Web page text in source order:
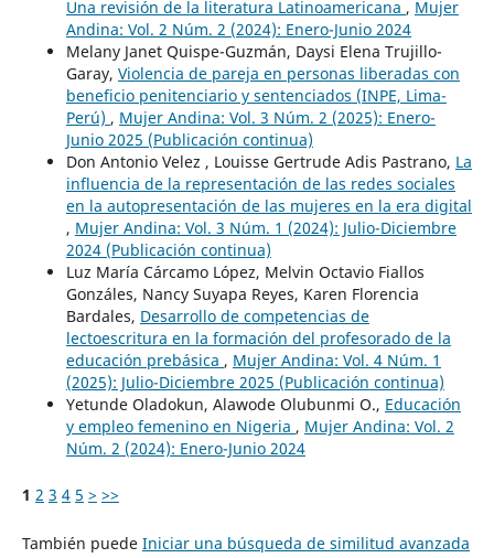
Una revisión de la literatura Latinoamericana , Mujer
Andina: Vol. 2 Núm. 2 (2024): Enero-Junio 2024
Melany Janet Quispe-Guzmán, Daysi Elena Trujillo-
Garay, Violencia de pareja en personas liberadas con
beneficio penitenciario y sentenciados (INPE, Lima-
Perú) , Mujer Andina: Vol. 3 Núm. 2 (2025): Enero-
Junio 2025 (Publicación continua)
Don Antonio Velez , Louisse Gertrude Adis Pastrano, La
influencia de la representación de las redes sociales
en la autopresentación de las mujeres en la era digital
, Mujer Andina: Vol. 3 Núm. 1 (2024): Julio-Diciembre
2024 (Publicación continua)
Luz María Cárcamo López, Melvin Octavio Fiallos
Gonzáles, Nancy Suyapa Reyes, Karen Florencia
Bardales, Desarrollo de competencias de
lectoescritura en la formación del profesorado de la
educación prebásica , Mujer Andina: Vol. 4 Núm. 1
(2025): Julio-Diciembre 2025 (Publicación continua)
Yetunde Oladokun, Alawode Olubunmi O., Educación
y empleo femenino en Nigeria , Mujer Andina: Vol. 2
Núm. 2 (2024): Enero-Junio 2024
1 2 3 4 5 > >>
También puede Iniciar una búsqueda de similitud avanzada